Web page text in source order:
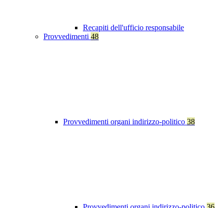
Recapiti dell'ufficio responsabile
Provvedimenti 48
Provvedimenti organi indirizzo-politico 38